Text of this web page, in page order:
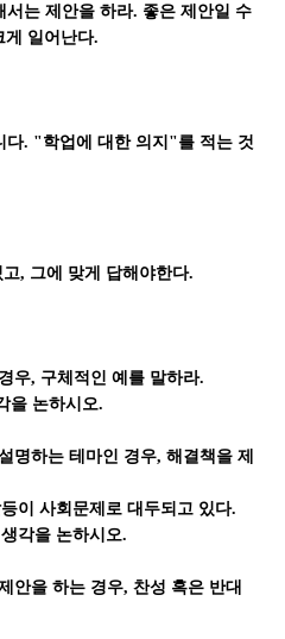
서는 제안을 하라. 좋은 제안일 수
게 일어난다.
다. "학업에 대한 의지"를 적는 것
, 그에 맞게 답해야한다.
우, 구체적인 예를 말하라.
을 논하시오.
명하는 테마인 경우, 해결책을 제
이 사회문제로 대두되고 있다.
각을 논하시오.
안을 하는 경우, 찬성 혹은 반대